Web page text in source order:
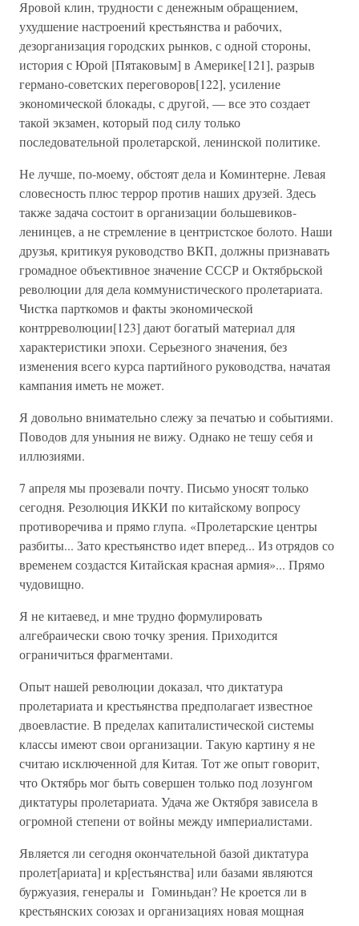
Яровой клин, трудности с денежным обращением,
ухудшение настроений крестьянства и рабочих,
дезорганизация городских рынков, с одной стороны,
история с Юрой [Пятаковым] в Америке[121], разрыв
германо-советских переговоров[122], усиление
экономической блокады, с другой, — все это создает
такой экзамен, который под силу только
последовательной пролетарской, ленинской политике.
Не лучше, по-моему, обстоят дела и Коминтерне. Левая
словесность плюс террор против наших друзей. Здесь
также задача состоит в организации большевиков-
ленинцев, а не стремление в центристское болото. Наши
друзья, критикуя руководство ВКП, должны признавать
громадное объективное значение СССР и Октябрьской
революции для дела коммунистического пролетариата.
Чистка парткомов и факты экономической
контрреволюции[123] дают богатый материал для
характеристики эпохи. Серьезного значения, без
изменения всего курса партийного руководства, начатая
кампания иметь не может.
Я довольно внимательно слежу за печатью и событиями.
Поводов для уныния не вижу. Однако не тешу себя и
иллюзиями.
7 апреля мы прозевали почту. Письмо уносят только
сегодня. Резолюция ИККИ по китайскому вопросу
противоречива и прямо глупа. «Пролетарские центры
разбиты... Зато крестьянство идет вперед... Из отрядов со
временем создастся Китайская красная армия»... Прямо
чудовищно.
Я не китаевед, и мне трудно формулировать
алгебраически свою точку зрения. Приходится
ограничиться фрагментами.
Опыт нашей революции доказал, что диктатура
пролетариата и крестьянства предполагает известное
двоевластие. В пределах капиталистической системы
классы имеют свои организации. Такую картину я не
считаю исключенной для Китая. Тот же опыт говорит,
что Октябрь мог быть совершен только под лозунгом
диктатуры пролетариата. Удача же Октября зависела в
огромной степени от войны между империалистами.
Является ли сегодня окончательной базой диктатура
пролет[ариата] и кр[естьянства] или базами являются
буржуазия, генералы и Гоминьдан? Не кроется ли в
крестьянских союзах и организациях новая мощная